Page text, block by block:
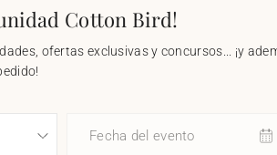
Cotton Bird!
ofertas exclusivas y concursos... ¡y
Fecha del evento